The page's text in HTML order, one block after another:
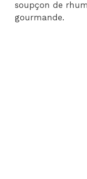
soupçon de
gourmande.